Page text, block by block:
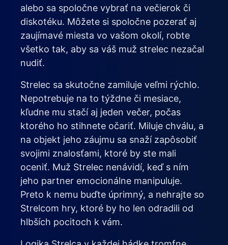
alebo sa spoločne vybrať na večierok či
diskotéku. Môžete si spoločne pozerať aj
zaujímavé miesta vo vašom okolí, robte
všetko tak, aby sa váš muž strelec nezačal
nudiť.
Strelec sa skutočne zamiluje veľmi rýchlo.
Nepotrebuje na to týždne či mesiace,
kľudne mu stačí aj jeden večer, počas
ktorého ho stihnete očariť. Miluje chválu, a
na objekt jeho záujmu sa snaží zapôsobiť
svojimi znalosťami, ktoré by ste mali
oceniť. Muž Strelec nenávidí, keď s ním
jeho partner emocionálne manipuluje.
Preto k nemu buďte úprimný, a nehrajte so
Strelcom hry, ktoré by ho len odradili od
hlbších pocitoch k vám.